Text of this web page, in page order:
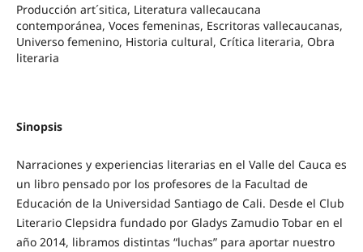
Producción art´sitica, Literatura vallecaucana
contemporánea, Voces femeninas, Escritoras vallecaucanas,
Universo femenino, Historia cultural, Crítica literaria, Obra
literaria
Sinopsis
Narraciones y experiencias literarias en el Valle del Cauca es
un libro pensado por los profesores de la Facultad de
Educación de la Universidad Santiago de Cali. Desde el Club
Literario Clepsidra fundado por Gladys Zamudio Tobar en el
año 2014, libramos distintas “luchas” para aportar nuestro